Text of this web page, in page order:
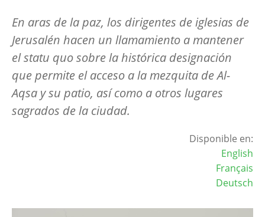
En aras de la paz, los dirigentes de iglesias de
Jerusalén hacen un llamamiento a mantener
el statu quo sobre la histórica designación
que permite el acceso a la mezquita de Al-
Aqsa y su patio, así como a otros lugares
sagrados de la ciudad.
Disponible en:
English
Français
Deutsch